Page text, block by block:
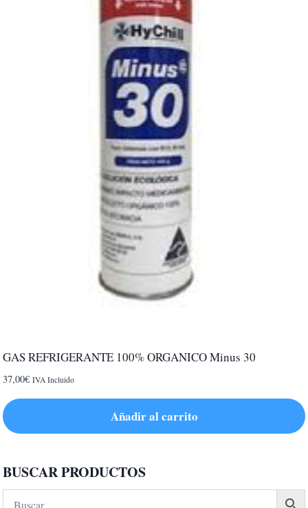
GAS REFRIGERANTE 100% ORGANICO Minus 30
37,00€ IVA Incluido
Añadir al carrito
BUSCAR PRODUCTOS